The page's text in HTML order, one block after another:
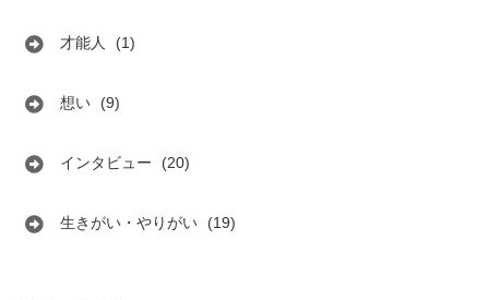
才能人 (1)
想い (9)
インタビュー (20)
生きがい・やりがい (19)